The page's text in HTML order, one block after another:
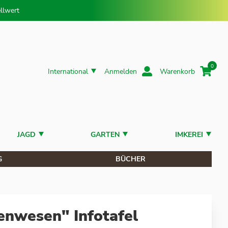
International Anmelden Warenkorb
0
JAGD GARTEN IMKEREI
BÜCHER
Infotafel